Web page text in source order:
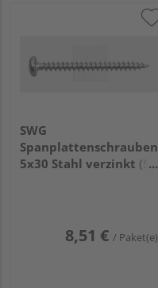
SWG
Spanplattenschrauben
5x30 Stahl verzinkt (50
8,51 € / Paket(e)